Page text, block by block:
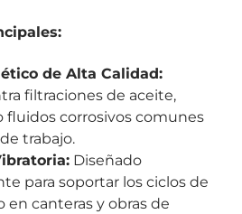
de Alta Calidad:
filtraciones de aceite,
fluidos corrosivos comunes
trabajo.
Diseñado
para soportar los ciclos de
en canteras y obras de